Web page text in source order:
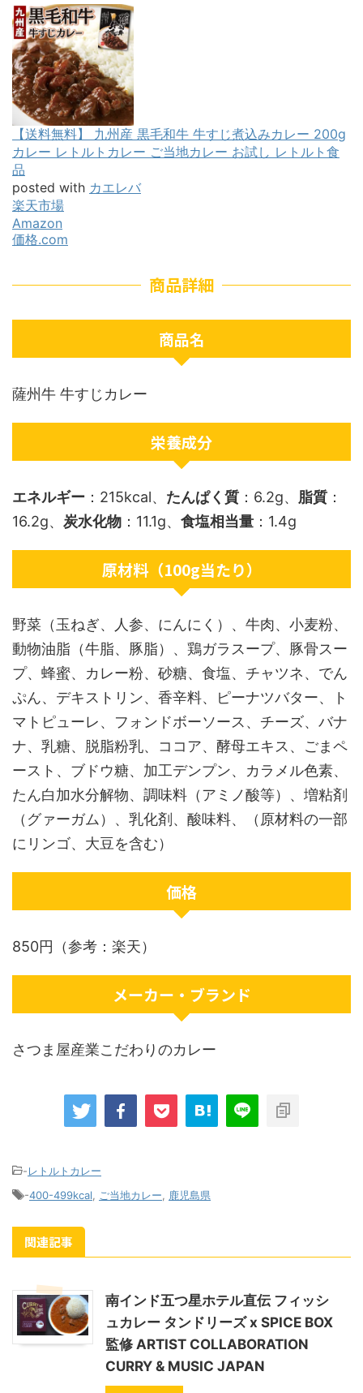
【送料無料】 九州産 黒毛和牛 牛すじ煮込みカレー 200g
カレー レトルトカレー ご当地カレー お試し レトルト食
品
posted with カエレバ
楽天市場
Amazon
価格.com
商品詳細
商品名
薩州牛 牛すじカレー
栄養成分
エネルギー ：215kcal、 たんぱく質 ：6.2g、 脂質 ：
16.2g、 炭水化物 ：11.1g、 食塩相当量 ：1.4g
原材料（100g当たり）
野菜（玉ねぎ、人参、にんにく）、牛肉、小麦粉、
動物油脂（牛脂、豚脂）、鶏ガラスープ、豚骨スー
プ、蜂蜜、カレー粉、砂糖、食塩、チャツネ、でん
ぷん、デキストリン、香辛料、ピーナツバター、ト
マトピューレ、フォンドボーソース、チーズ、バナ
ナ、乳糖、脱脂粉乳、ココア、酵母エキス、ごまペ
ースト、ブドウ糖、加工デンプン、カラメル色素、
たん白加水分解物、調味料（アミノ酸等）、増粘剤
（グァーガム）、乳化剤、酸味料、（原材料の一部
にリンゴ、大豆を含む）
価格
850円（参考：楽天）
メーカー・ブランド
さつま屋産業こだわりのカレー
-レトルトカレー
-400-499kcal, ご当地カレー, 鹿児島県
関連記事
南インド五つ星ホテル直伝 フィッシ
ュカレー タンドリーズ x SPICE BOX
監修 ARTIST COLLABORATION
CURRY & MUSIC JAPAN